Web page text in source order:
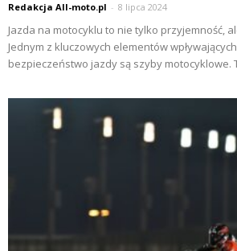
Redakcja All-moto.pl - 8 lipca 2024
Jazda na motocyklu to nie tylko przyjemność,
Jednym z kluczowych elementów
bezpieczeństwo jazdy są szyby motocyklowe.